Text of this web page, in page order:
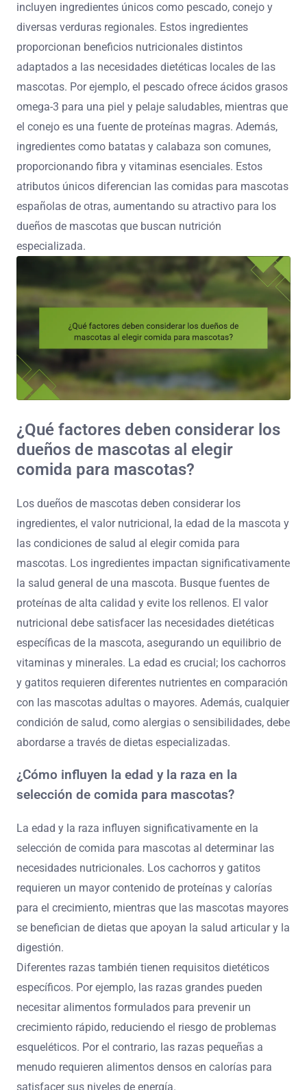
incluyen ingredientes únicos como pescado, conejo y
diversas verduras regionales. Estos ingredientes
proporcionan beneficios nutricionales distintos
adaptados a las necesidades dietéticas locales de las
mascotas. Por ejemplo, el pescado ofrece ácidos grasos
omega-3 para una piel y pelaje saludables, mientras que
el conejo es una fuente de proteínas magras. Además,
ingredientes como batatas y calabaza son comunes,
proporcionando fibra y vitaminas esenciales. Estos
atributos únicos diferencian las comidas para mascotas
españolas de otras, aumentando su atractivo para los
dueños de mascotas que buscan nutrición
especializada.
¿Qué factores deben considerar los
dueños de mascotas al elegir
comida para mascotas?
Los dueños de mascotas deben considerar los
ingredientes, el valor nutricional, la edad de la mascota y
las condiciones de salud al elegir comida para
mascotas. Los ingredientes impactan significativamente
la salud general de una mascota. Busque fuentes de
proteínas de alta calidad y evite los rellenos. El valor
nutricional debe satisfacer las necesidades dietéticas
específicas de la mascota, asegurando un equilibrio de
vitaminas y minerales. La edad es crucial; los cachorros
y gatitos requieren diferentes nutrientes en comparación
con las mascotas adultas o mayores. Además, cualquier
condición de salud, como alergias o sensibilidades, debe
abordarse a través de dietas especializadas.
¿Cómo influyen la edad y la raza en la
selección de comida para mascotas?
La edad y la raza influyen significativamente en la
selección de comida para mascotas al determinar las
necesidades nutricionales. Los cachorros y gatitos
requieren un mayor contenido de proteínas y calorías
para el crecimiento, mientras que las mascotas mayores
se benefician de dietas que apoyan la salud articular y la
digestión.
Diferentes razas también tienen requisitos dietéticos
específicos. Por ejemplo, las razas grandes pueden
necesitar alimentos formulados para prevenir un
crecimiento rápido, reduciendo el riesgo de problemas
esqueléticos. Por el contrario, las razas pequeñas a
menudo requieren alimentos densos en calorías para
satisfacer sus niveles de energía.